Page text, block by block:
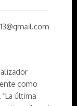
como
última